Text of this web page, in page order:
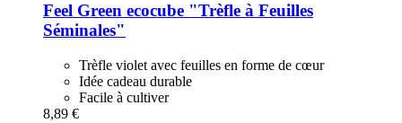
Feel Green ecocube "Trèfle à Feuilles
Séminales"
Trèfle violet avec feuilles en forme de cœur
Idée cadeau durable
Facile à cultiver
8,89 €